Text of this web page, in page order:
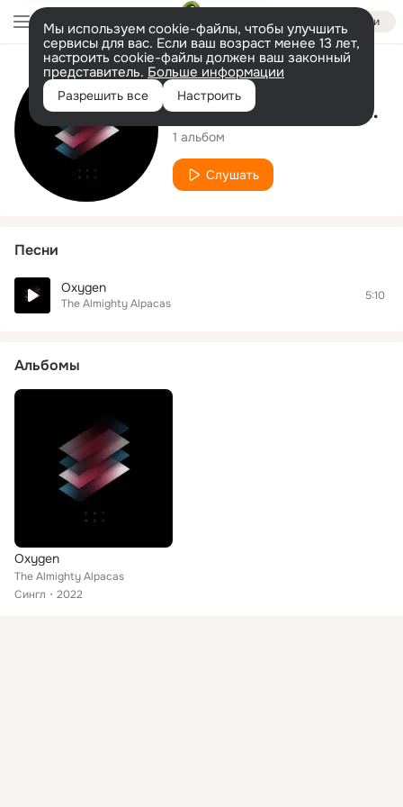
Войти
Мы используем cookie-файлы, чтобы улучшить
сервисы для вас. Если ваш возраст менее 13 лет,
настроить cookie-файлы должен ваш законный
представитель. Больше информации
Разрешить все Настроить
Исполнитель
The Almighty Alpacas
1 альбом
Слушать
Песни
Oxygen
The Almighty Alpacas
5:10
Альбомы
Oxygen
The Almighty Alpacas
Сингл
2022